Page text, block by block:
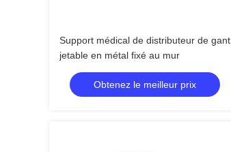
Support médical de distributeur de gant
jetable en métal fixé au mur
Obtenez le meilleur prix